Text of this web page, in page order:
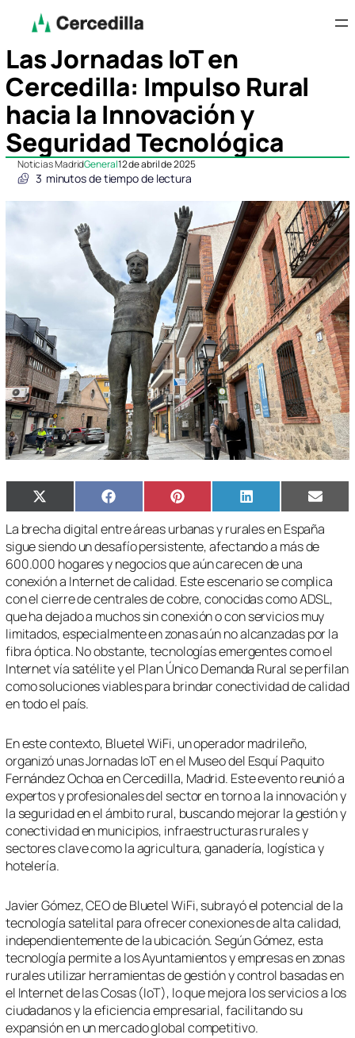
Las Jornadas IoT en
Cercedilla: Impulso Rural
hacia la Innovación y
Seguridad Tecnológica
Noticias MadridGeneral12 de abril de 2025
3 minutos de tiempo de lectura
Compartir
en
X
(Twitter)
Compartir
en
Facebook Compartir
en
Pinterest Compartir
en
LinkedIn
en
Email
La brecha digital entre áreas urbanas y rurales en España
sigue siendo un desafío persistente, afectando a más de
600.000 hogares y negocios que aún carecen de una
conexión a Internet de calidad. Este escenario se complica
con el cierre de centrales de cobre, conocidas como ADSL,
que ha dejado a muchos sin conexión o con servicios muy
limitados, especialmente en zonas aún no alcanzadas por la
fibra óptica. No obstante, tecnologías emergentes como el
Internet vía satélite y el Plan Único Demanda Rural se perfilan
como soluciones viables para brindar conectividad de calidad
en todo el país.
En este contexto, Bluetel WiFi, un operador madrileño,
organizó unas Jornadas IoT en el Museo del Esquí Paquito
Fernández Ochoa en Cercedilla, Madrid. Este evento reunió a
expertos y profesionales del sector en torno a la innovación y
la seguridad en el ámbito rural, buscando mejorar la gestión y
conectividad en municipios, infraestructuras rurales y
sectores clave como la agricultura, ganadería, logística y
hotelería.
Javier Gómez, CEO de Bluetel WiFi, subrayó el potencial de la
tecnología satelital para ofrecer conexiones de alta calidad,
independientemente de la ubicación. Según Gómez, esta
tecnología permite a los Ayuntamientos y empresas en zonas
rurales utilizar herramientas de gestión y control basadas en
el Internet de las Cosas (IoT), lo que mejora los servicios a los
ciudadanos y la eficiencia empresarial, facilitando su
expansión en un mercado global competitivo.